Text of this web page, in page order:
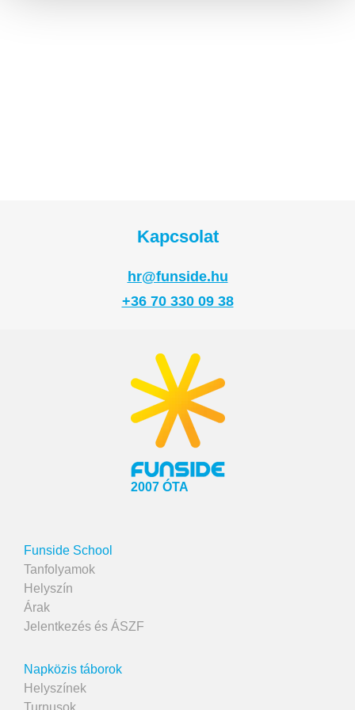
Kapcsolat
hr@funside.hu
+36 70 330 09 38
2007 ÓTA
Funside School
Tanfolyamok
Helyszín
Árak
Jelentkezés és ÁSZF
Napközis táborok
Helyszínek
Turnusok